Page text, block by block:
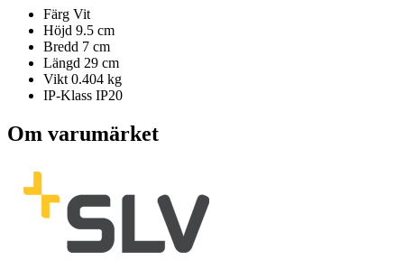
Färg Vit
Höjd 9.5 cm
Bredd 7 cm
Längd 29 cm
Vikt 0.404 kg
IP-Klass IP20
Om varumärket